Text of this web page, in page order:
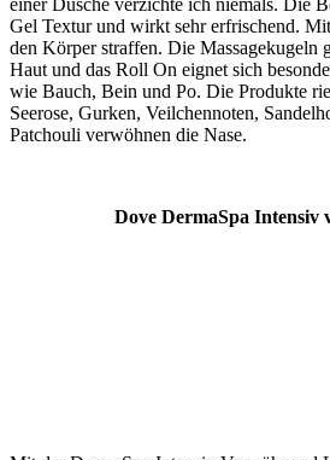
Gel Textur und wirkt sehr erfrischend.
den Körper straffen. Die Massagekugeln
Haut und das Roll On eignet sich
wie Bauch, Bein und Po. Die Produkte
Seerose, Gurken, Veilchennoten,
Patchouli verwöhnen die Nase.
Dove DermaSpa Intensiv